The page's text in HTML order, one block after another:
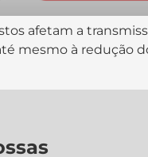
afetam a
mesmo à redução